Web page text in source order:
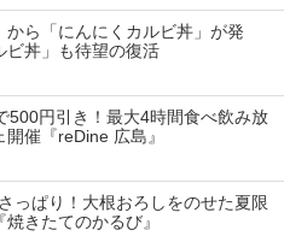
から「にんにくカルビ丼」が発
ビ丼」も待望の復活
500円引き！最大4時間食べ飲み放
催『reDine 広島』
っぱり！大根おろしをのせた夏限
きたてのかるび』